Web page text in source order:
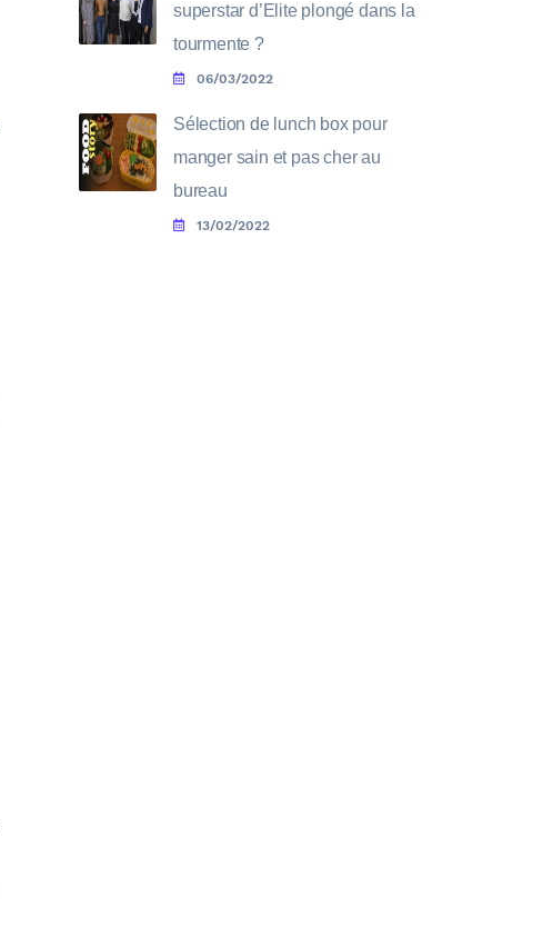
superstar d’Elite plongé dans la
tourmente ?
06/03/2022
Sélection de lunch box pour
manger sain et pas cher au
bureau
13/02/2022